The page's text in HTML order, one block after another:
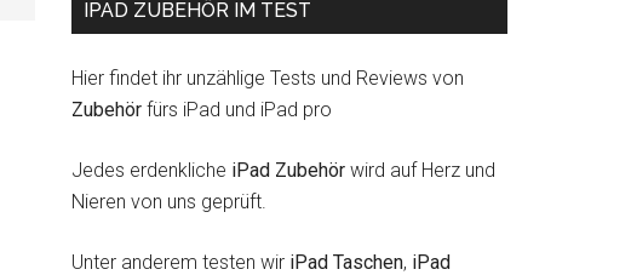
IPAD ZUBEHÖR IM TEST
Hier findet ihr unzählige Tests und Reviews von
Zubehör fürs iPad und iPad pro
Jedes erdenkliche iPad Zubehör wird auf Herz und
Nieren von uns geprüft.
Unter anderem testen wir iPad Taschen, iPad